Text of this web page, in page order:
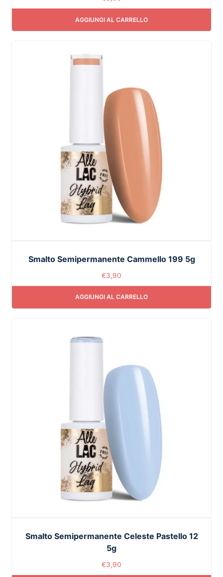
AGGIUNGI AL CARRELLO
Smalto Semipermanente Cammello 199 5g
€3,90
AGGIUNGI AL CARRELLO
Smalto Semipermanente Celeste Pastello 12
5g
€3,90